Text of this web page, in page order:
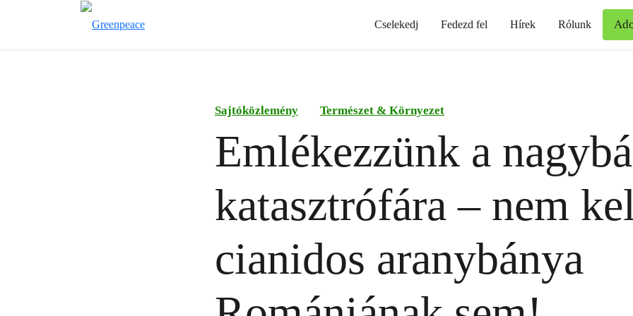
Cselekedj Fedezd fel Hírek Rólunk
Sajtóközlemény Természet & Környezet
Emlékezzünk a
katasztrófára – nem
cianidos aranybánya